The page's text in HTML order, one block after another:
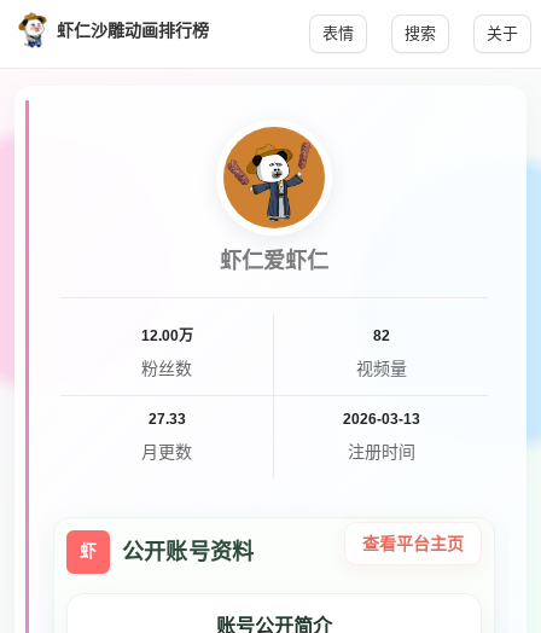
虾仁沙雕动画排行榜 表情 搜索 关于
虾仁爱虾仁
12.00万
粉丝数
82
视频量
27.33
月更数
2026-03-13
注册时间
虾 公开账号资料 查看平台主页
账号公开简介